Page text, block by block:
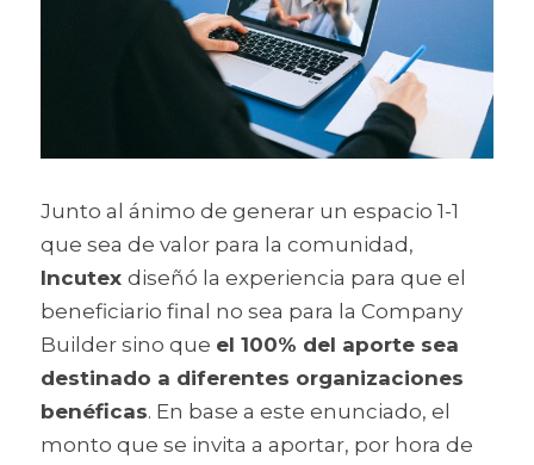
Junto al ánimo de generar un espacio 1-1
Incutex diseñó la experiencia para que el
beneficiario final no sea para la Company
Builder sino que el 100% del aporte sea
destinado a diferentes organizaciones
benéficas. En base a este enunciado, el
monto que se invita a aportar, por hora de